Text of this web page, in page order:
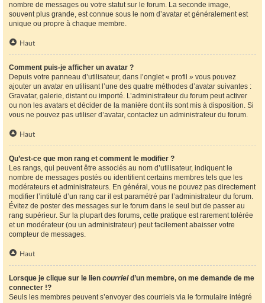
nombre de messages ou votre statut sur le forum. La seconde image,
souvent plus grande, est connue sous le nom d’avatar et généralement est
unique ou propre à chaque membre.
Haut
Comment puis-je afficher un avatar ?
Depuis votre panneau d’utilisateur, dans l’onglet « profil » vous pouvez
ajouter un avatar en utilisant l’une des quatre méthodes d’avatar suivantes :
Gravatar, galerie, distant ou importé. L’administrateur du forum peut activer
ou non les avatars et décider de la manière dont ils sont mis à disposition. Si
vous ne pouvez pas utiliser d’avatar, contactez un administrateur du forum.
Haut
Qu’est-ce que mon rang et comment le modifier ?
Les rangs, qui peuvent être associés au nom d’utilisateur, indiquent le
nombre de messages postés ou identifient certains membres tels que les
modérateurs et administrateurs. En général, vous ne pouvez pas directement
modifier l’intitulé d’un rang car il est paramétré par l’administrateur du forum.
Évitez de poster des messages sur le forum dans le seul but de passer au
rang supérieur. Sur la plupart des forums, cette pratique est rarement tolérée
et un modérateur (ou un administrateur) peut facilement abaisser votre
compteur de messages.
Haut
Lorsque je clique sur le lien courrield’un membre, on me demande de me
connecter !?
Seuls les membres peuvent s’envoyer des courriels via le formulaire intégré